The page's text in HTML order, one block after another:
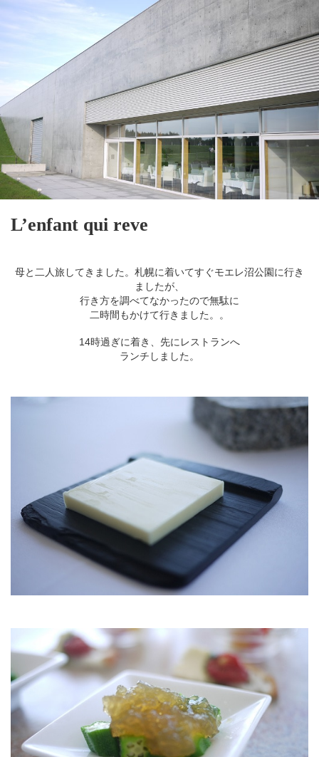
L’enfant qui reve
母と二人旅してきました。 札幌に着いてすぐモエレ沼公園に行き
ましたが、
行き方を調べてなかったので無駄に
二時間もかけて行きました。。
14時過ぎに着き、先にレストランへ
ランチしました。